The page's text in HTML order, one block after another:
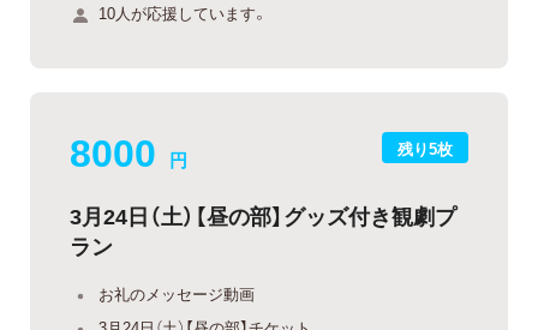
10人が応援しています。
残り5枚
8000 円
3月24日（土）【昼の部】グッズ付き観劇プ
ラン
お礼のメッセージ動画